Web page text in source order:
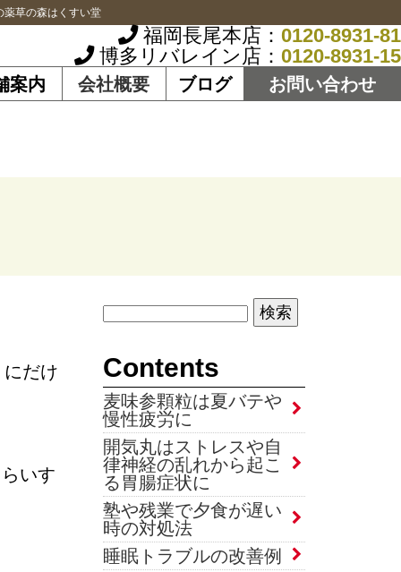
薬草の森はくすい堂
福岡長尾本店： 0120-8931-81
博多リバレイン店： 0120-8931-15
案内 会社概要 ブログ お問い合わせ
だけ
いす
Contents
麦味参顆粒は夏バテや
慢性疲労に
開気丸はストレスや自
律神経の乱れから起こ
る胃腸症状に
塾や残業で夕食が遅い
時の対処法
睡眠トラブルの改善例